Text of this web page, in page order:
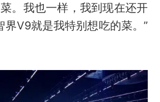
。我也一样，我到现在还开
界V9就是我特别想吃的菜。”